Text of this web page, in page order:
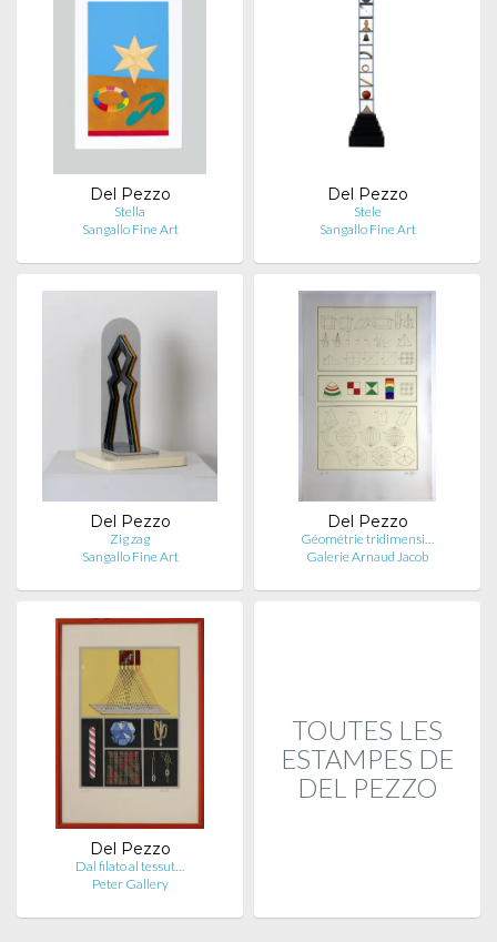
Del Pezzo
Stella
Sangallo Fine Art
Del Pezzo
Stele
Sangallo Fine Art
Del Pezzo
Zig zag
Sangallo Fine Art
Del Pezzo
Géométrie tridimensi…
Galerie Arnaud Jacob
Del Pezzo
Dal filato al tessut…
Peter Gallery
TOUTES LES
ESTAMPES DE
DEL PEZZO